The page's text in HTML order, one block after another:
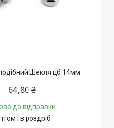
Шекля цб 14мм
64,80 ₴
до відправки
і в роздріб